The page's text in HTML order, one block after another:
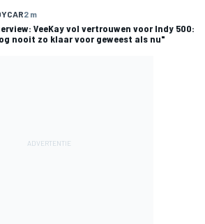
2 m
VeeKay vol vertrouwen voor Indy 500:
nooit zo klaar voor geweest als nu"